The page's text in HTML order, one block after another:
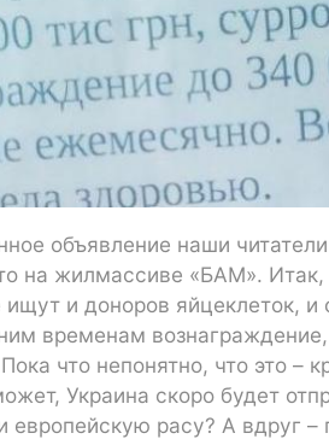
объявление наши
на жилмассиве «БАМ».
ищут и доноров яйцеклеток,
временам
что непонятно, что это
Украина скоро будет
европейскую расу? А вдруг –